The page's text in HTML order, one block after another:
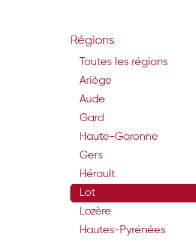
Régions
Toutes les régions
Ariège
Aude
Gard
Haute-Garonne
Gers
Hérault
Lot
Lozère
Hautes-Pyrénées